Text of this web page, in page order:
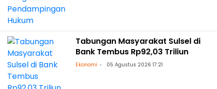
Tabungan Masyarakat Sulsel di
Bank Tembus Rp92,03 Triliun
Ekonomi 05 Agustus 2026 17:21